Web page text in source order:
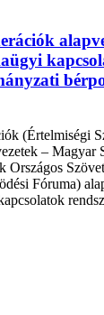
(Értelmiségi
– Magyar
Országos
Fóruma)